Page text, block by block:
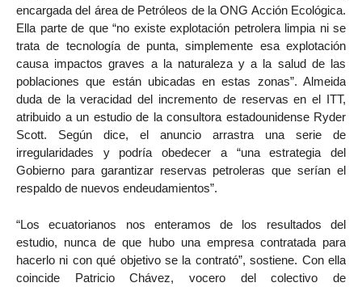
encargada del área de Petróleos de la ONG Acción Ecológica.
Ella parte de que “no existe explotación petrolera limpia ni se
trata de tecnología de punta, simplemente esa explotación
causa impactos graves a la naturaleza y a la salud de las
poblaciones que están ubicadas en estas zonas”. Almeida
duda de la veracidad del incremento de reservas en el ITT,
atribuido a un estudio de la consultora estadounidense Ryder
Scott. Según dice, el anuncio arrastra una serie de
irregularidades y podría obedecer a “una estrategia del
Gobierno para garantizar reservas petroleras que serían el
respaldo de nuevos endeudamientos”.
“Los ecuatorianos nos enteramos de los resultados del
estudio, nunca de que hubo una empresa contratada para
hacerlo ni con qué objetivo se la contrató”, sostiene. Con ella
coincide Patricio Chávez, vocero del colectivo de